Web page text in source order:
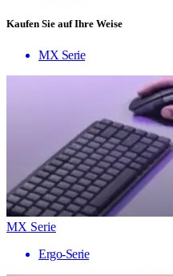
Kaufen Sie auf Ihre Weise
MX Serie
MX Serie
Ergo-Serie